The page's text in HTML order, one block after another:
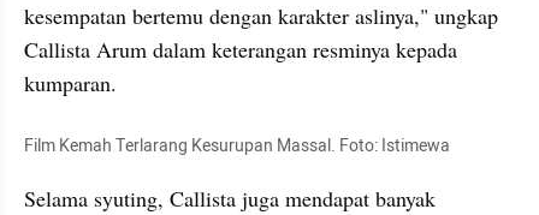
kesempatan bertemu dengan karakter aslinya," ungkap
Callista Arum dalam keterangan resminya kepada
kumparan.
Film Kemah Terlarang Kesurupan Massal. Foto: Istimewa
Selama syuting, Callista juga mendapat banyak